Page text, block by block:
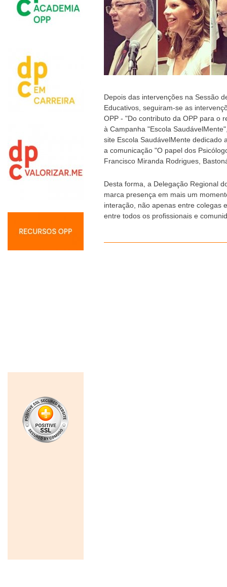
Depois das intervenções na Sessão
Educativos, seguiram-se as
OPP - "Do contributo da OPP para o
à Campanha "Escola
site Escola SaudávelMente dedicado
a comunicação "O papel dos
Francisco Miranda Rodrigues,
Desta forma, a Delegação Regional
marca presença em mais um
interação, não apenas entre colegas
entre todos os profissionais e